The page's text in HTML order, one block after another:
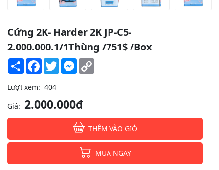
Cứng 2K- Harder 2K JP-C5-
2.000.000.1/1Thùng /751$ /Box
Share Facebook
TwitterMessenger
Lượt xem: 404
Giá: 2.000.000đ
THÊM VÀO GIỎ
MUA NGAY